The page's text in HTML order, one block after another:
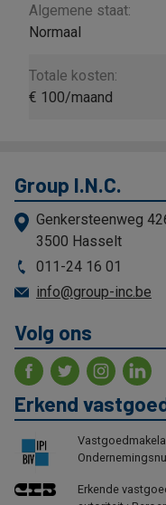
Algemene staat:
Normaal
Totale kosten:
€ 100/maand
Group I.N.C.
Genkersteenweg
3500 Hasselt
011-24 16 01
info@group-inc.be
Volg ons
Erkend
Erkende